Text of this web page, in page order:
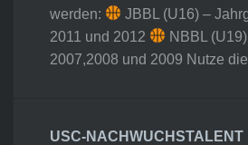
werden:
JBBL (U16) –
2011 und 2012
NBBL
2007,2008 und 2009 Nutze
USC-NACHWUCHSTALENT